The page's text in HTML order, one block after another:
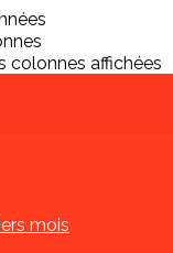
colonnes affichées
mois